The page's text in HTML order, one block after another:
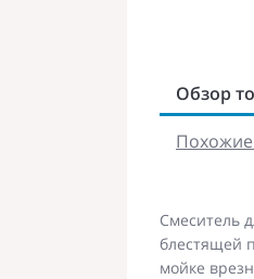
Обзор
Смеситель
блестящей
мойке